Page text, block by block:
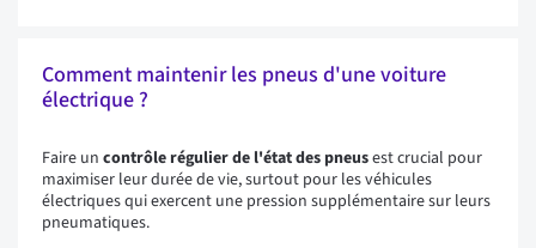
Comment maintenir les pneus d'une voiture
électrique ?
Faire un contrôle régulier de l'état des pneusest crucial pour
maximiser leur durée de vie, surtout pour les véhicules
électriques qui exercent une pression supplémentaire sur leurs
pneumatiques.